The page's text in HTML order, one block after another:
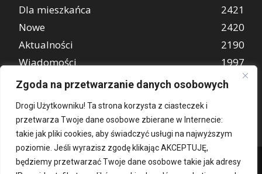
Zgoda na przetwarzanie danych osobowych
Drogi Użytkowniku! Ta strona korzysta z ciasteczek i
przetwarza Twoje dane osobowe zbierane w Internecie:
takie jak pliki cookies, aby świadczyć usługi na najwyższym
poziomie. Jeśli wyrazisz zgodę klikając AKCEPTUJĘ,
będziemy przetwarzać Twoje dane osobowe takie jak adresy
Dla mieszkańca
2421
Nowe
2420
Aktualności
2190
Wiadomości
1997
REKLAMA
849